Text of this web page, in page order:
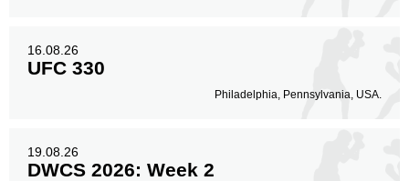
16.08.26
UFC 330
Philadelphia, Pennsylvania, USA.
19.08.26
DWCS 2026: Week 2